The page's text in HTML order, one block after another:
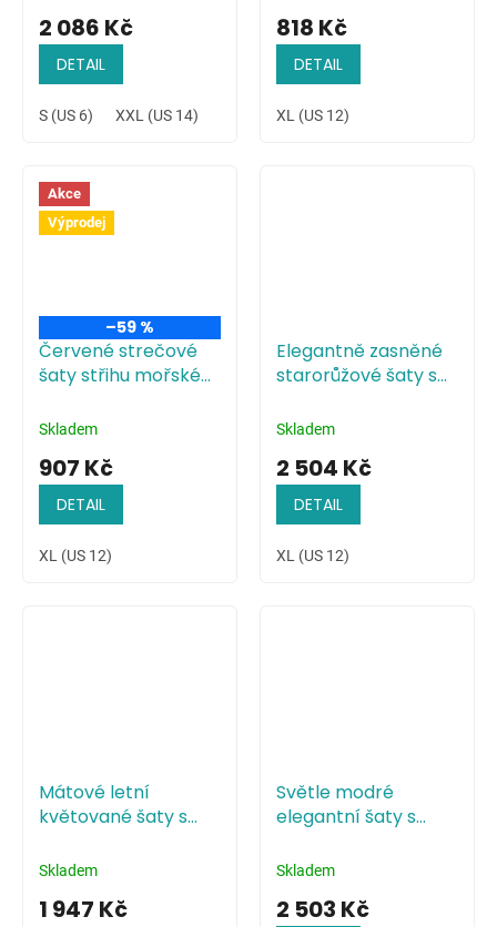
2 086 Kč
DETAIL
S (US 6) XXL (US 14)
818 Kč
DETAIL
XL (US 12)
Akce
Výprodej
–59 %
Červené strečové
šaty střihu mořské
Skladem
907 Kč
DETAIL
XL (US 12)
Elegantně zasněné
starorůžové šaty s
živůtkem
Skladem
2 504 Kč
DETAIL
XL (US 12)
Mátové letní
květované šaty s
Skladem
1 947 Kč
Světle modré
elegantní šaty s
živůtkem
Skladem
2 503 Kč